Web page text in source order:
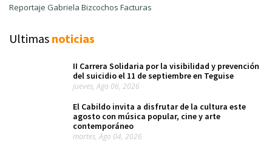
Reportaje Gabriela Bizcochos Facturas
Ultimas noticias
II Carrera Solidaria por la visibilidad y prevención
del suicidio el 11 de septiembre en Teguise
jueves, Ago 06, 2026
El Cabildo invita a disfrutar de la cultura este
agosto con música popular, cine y arte
contemporáneo
martes, Ago 04, 2026